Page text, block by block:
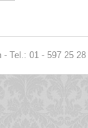
- Tel.: 01 - 597 25 28